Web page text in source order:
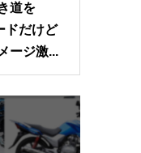
道を
ドだけど
ージ激...